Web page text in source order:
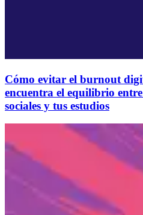
Cómo evitar el burnout
encuentra el equilibrio entre
sociales y tus estudios